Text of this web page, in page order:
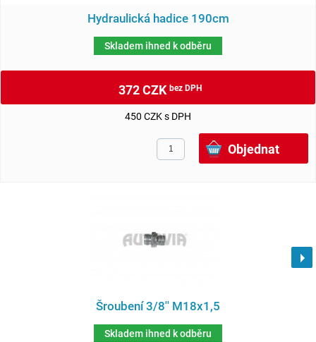
Hydraulická hadice 190cm
Skladem ihned k odběru
372 CZKbez DPH
450 CZK s DPH
Šroubení 3/8'' M18x1,5
Skladem ihned k odběru